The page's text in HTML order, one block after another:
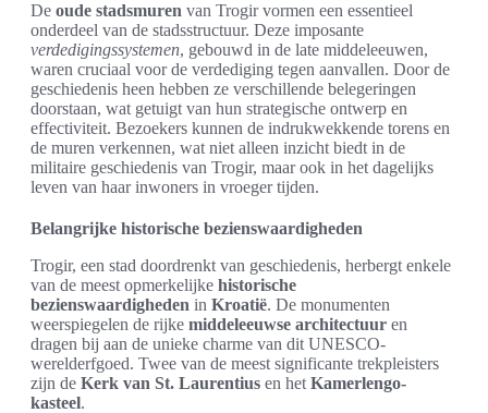
De oude stadsmuren van Trogir vormen een essentieel
onderdeel van de stadsstructuur. Deze imposante
verdedigingssystemen, gebouwd in de late middeleeuwen,
waren cruciaal voor de verdediging tegen aanvallen. Door de
geschiedenis heen hebben ze verschillende belegeringen
doorstaan, wat getuigt van hun strategische ontwerp en
effectiviteit. Bezoekers kunnen de indrukwekkende torens en
de muren verkennen, wat niet alleen inzicht biedt in de
militaire geschiedenis van Trogir, maar ook in het dagelijks
leven van haar inwoners in vroeger tijden.
Belangrijke historische bezienswaardigheden
Trogir, een stad doordrenkt van geschiedenis, herbergt enkele
van de meest opmerkelijke historische
bezienswaardigheden in Kroatië. De monumenten
weerspiegelen de rijke middeleeuwse architectuur en
dragen bij aan de unieke charme van dit UNESCO-
werelderfgoed. Twee van de meest significante trekpleisters
zijn de Kerk van St. Laurentius en het Kamerlengo-
kasteel.